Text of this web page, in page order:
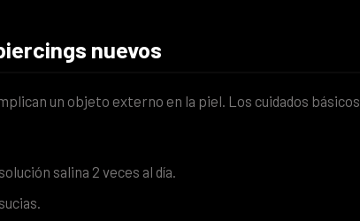
nuevos
un objeto externo en la piel. Los cuidados básicos
salina 2 veces al día.